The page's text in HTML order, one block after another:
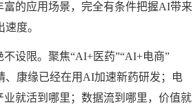
的应用场景，完全有条件把握AI带来
度。
设限。聚焦“AI+医药”“AI+电商”
、康缘已经在用AI加速新药研发；电
就活到哪里；数据流到哪里，价值就